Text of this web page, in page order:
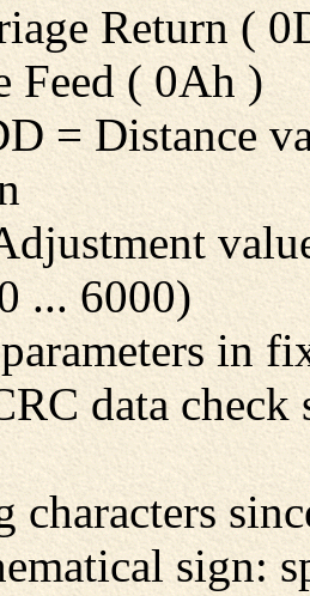
Return (
Feed ( 0Ah )
= Distance
... 6000)
in
data
characters
sign: